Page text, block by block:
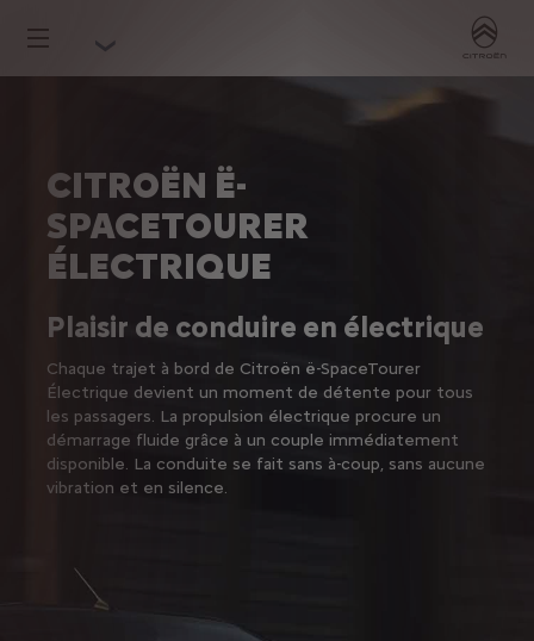
CITROËN Ë-
SPACETOURER
ÉLECTRIQUE
Plaisir de conduire en électrique
Chaque trajet à bord de Citroën ë-SpaceTourer
Électrique devient un moment de détente pour tous
les passagers. La propulsion électrique procure un
démarrage fluide grâce à un couple immédiatement
disponible. La conduite se fait sans à-coup, sans aucune
vibration et en silence.